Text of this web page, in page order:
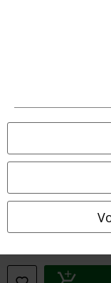
Alle prijzen incl.
© 1986-2026 Large
Onze online
EMP France